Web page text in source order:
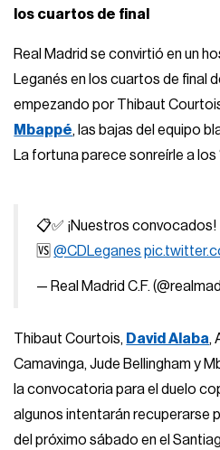
los cuartos de final
Real Madrid se convirtió en un
Leganés en los cuartos de final
empezando por Thibaut
Mbappé, las bajas del equipo
La fortuna parece sonreírle a los
📋✅ ¡Nuestros convocados!
🆚@CDLeganes
— Real Madrid C.F.
Thibaut Courtois, David Alaba,
Camavinga, Jude Bellingham y
la convocatoria para el duelo
algunos intentarán recuperarse
del próximo sábado en el